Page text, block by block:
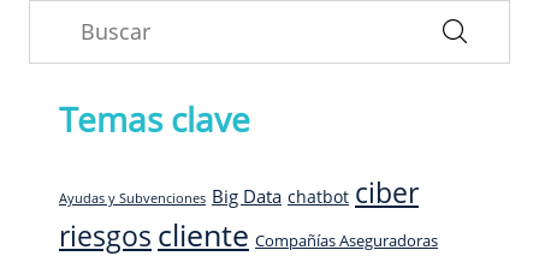
Temas clave
Ayudas y Subvenciones Big Data chatbot ciber
riesgos cliente Compañías Aseguradoras